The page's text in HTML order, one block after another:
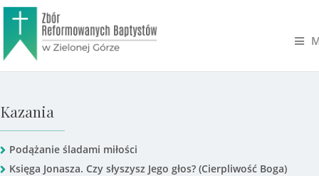
Kazania
Podążanie śladami miłości
Księga Jonasza. Czy słyszysz Jego głos? (Cierpliwość Boga)